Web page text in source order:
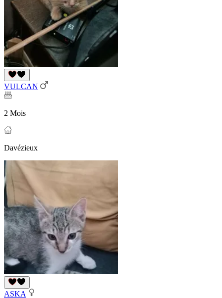
VULCAN
2 Mois
Davézieux
ASKA